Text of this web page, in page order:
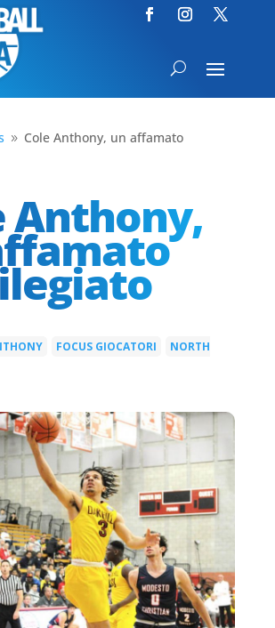
9 Cole Anthony, un affamato
Anthony,
FOCUS GIOCATORI
NORTH